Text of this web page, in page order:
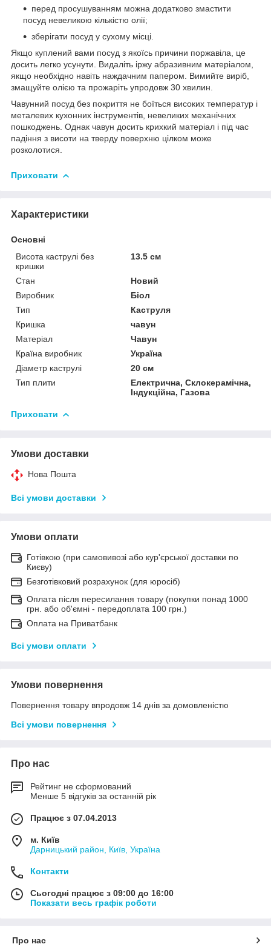
перед просушуванням можна додатково змастити
посуд невеликою кількістю олії;
зберігати посуд у сухому місці.
Якщо куплений вами посуд з якоїсь причини поржавіла, це
досить легко усунути. Видаліть іржу абразивним матеріалом,
якщо необхідно навіть наждачним папером. Вимийте виріб,
змащуйте олією та прожаріть упродовж 30 хвилин.
Чавунний посуд без покриття не боїться високих температур і
металевих кухонних інструментів, невеликих механічних
пошкоджень. Однак чавун досить крихкий матеріал і під час
падіння з висоти на тверду поверхню цілком може
розколотися.
Приховати
Характеристики
Основні
Висота каструлі без
кришки
13.5 см
Стан
Новий
Виробник
Біол
Тип
Каструля
Кришка
чавун
Матеріал
Чавун
Країна виробник
Україна
Діаметр каструлі
20 см
Тип плити
Електрична, Склокерамічна,
Індукційна, Газова
Приховати
Умови доставки
Нова Пошта
Всі умови доставки
Умови оплати
Готівкою (при самовивозі або кур'єрської доставки по
Києву)
Безготівковий розрахунок (для юросіб)
Оплата після пересилання товару (покупки понад 1000
грн. або об'ємні - передоплата 100 грн.)
Оплата на Приватбанк
Всі умови оплати
Умови повернення
Повернення товару впродовж 14 днів за домовленістю
Всі умови повернення
Про нас
Рейтинг не сформований
Менше 5 відгуків за останній рік
Працює з 07.04.2013
м. Київ
Дарницький район, Київ, Україна
Контакти
Сьогодні працює з 09:00 до 16:00
Показати весь графік роботи
Про нас